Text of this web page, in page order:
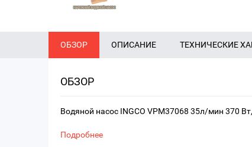
ОБЗОР ОПИСАНИЕ ТЕХНИЧЕСКИЕ
ОБЗОР
Водяной насос INGCO VPM37068 35л/мин 370
Подробнее